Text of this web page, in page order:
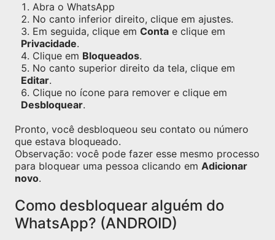
Abra o WhatsApp
No canto inferior direito, clique em ajustes.
Em seguida, clique em Conta e clique em
Privacidade.
Clique em Bloqueados.
No canto superior direito da tela, clique em
Editar.
Clique no ícone para remover e clique em
Desbloquear.
Pronto, você desbloqueou seu contato ou número
que estava bloqueado.
Observação: você pode fazer esse mesmo processo
para bloquear uma pessoa clicando em Adicionar
novo.
Como desbloquear alguém do
WhatsApp? (ANDROID)